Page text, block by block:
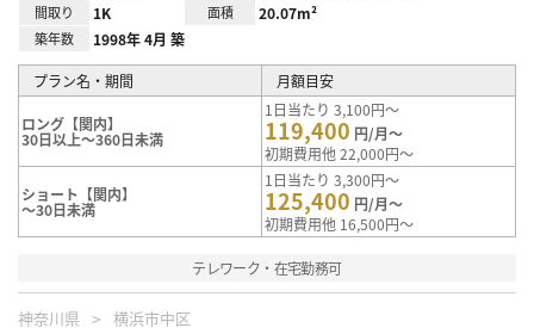
間取り 1K 面積 20.07m²
築年数 1998年 4月 築
プラン名・期間 月額目安
ロング【関内】
30日以上～360日未満
1日当たり 3,100円～
119,400 円/月～
初期費用他 22,000円～
ショート【関内】
～30日未満
1日当たり 3,300円～
125,400 円/月～
初期費用他 16,500円～
テレワーク・在宅勤務可
神奈川県 横浜市中区